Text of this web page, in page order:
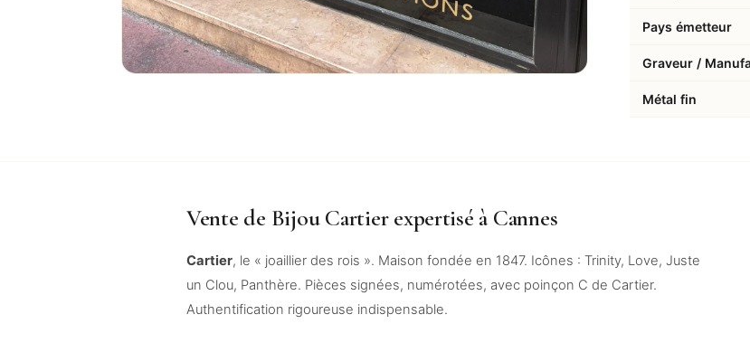
Pays émetteur
Graveur /
Métal fin
Vente de Bijou Cartier expertisé à Cannes
Cartier, le « joaillier des rois ». Maison fondée en 1847. Icônes : Trinity, Love, Juste
un Clou, Panthère. Pièces signées, numérotées, avec poinçon C de Cartier.
Authentification rigoureuse indispensable.